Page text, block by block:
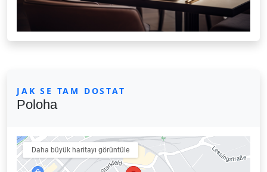
JAK SE TAM DOSTAT
Poloha